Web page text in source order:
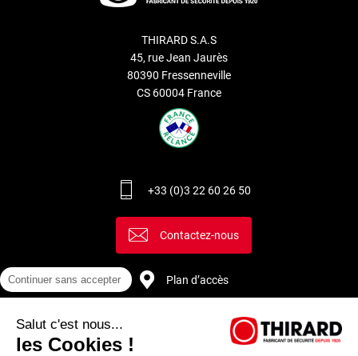
THIRARD S.A.S
45, rue Jean Jaurès
80390 Fressenneville
CS 60004 France
+33 (0)3 22 60 26 50
Contactez-nous
Plan d’accès
Continuer sans accepter
Salut c'est nous...
les Cookies !